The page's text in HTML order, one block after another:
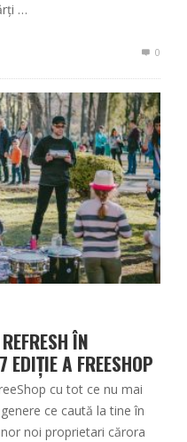
…
0
ÎN
A FREESHOP
cu tot ce nu mai
ce caută la tine în
noi proprietari cărora